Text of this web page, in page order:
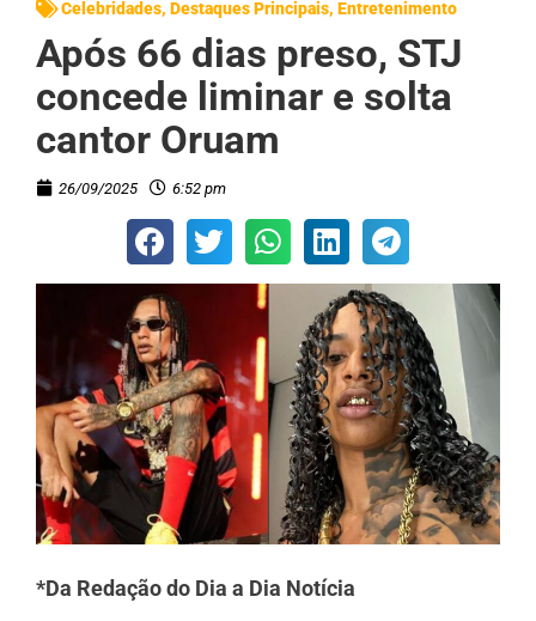
Celebridades, Destaques Principais, Entretenimento
Após 66 dias preso, STJ
concede liminar e solta
cantor Oruam
26/09/2025 6:52 pm
*Da Redação do Dia a Dia Notícia